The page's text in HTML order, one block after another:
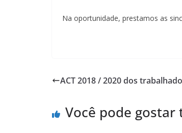
Na oportunidade, prestamos as
ACT 2018 / 2020 dos
Você pode gostar